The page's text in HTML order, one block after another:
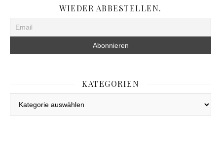
WIEDER ABBESTELLEN.
KATEGORIEN